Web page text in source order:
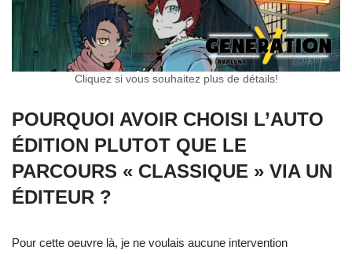
Cliquez si vous souhaitez plus de détails!
POURQUOI AVOIR CHOISI L’AUTO
ÉDITION PLUTOT QUE LE
PARCOURS « CLASSIQUE » VIA UN
ÉDITEUR ?
Pour cette oeuvre là, je ne voulais aucune intervention